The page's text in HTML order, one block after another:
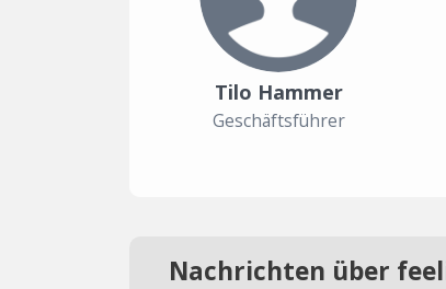
Tilo Hammer
Geschäftsführer
Nachrichten über